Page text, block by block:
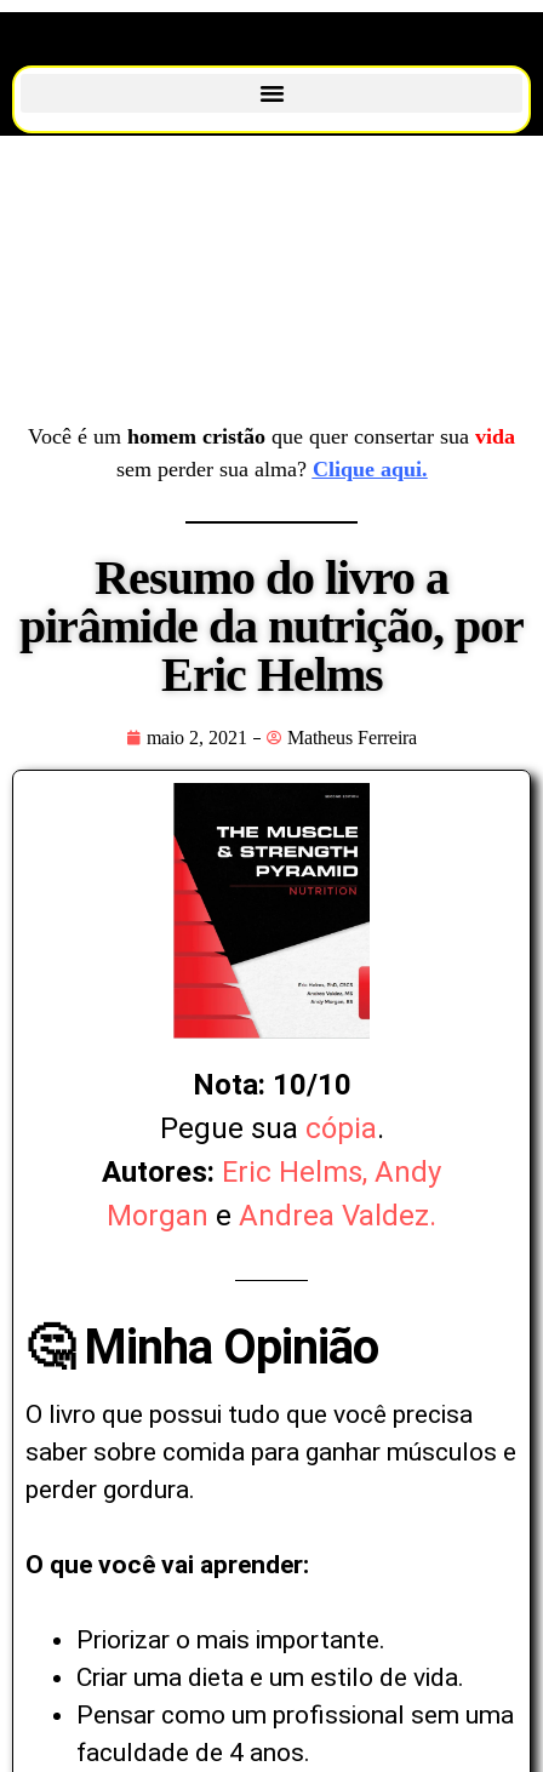
Você é um homem cristão que quer consertar sua vida
sem perder sua alma? Clique aqui.
Resumo do livro a
pirâmide da nutrição, por
Eric Helms
maio 2, 2021 Matheus Ferreira
Nota: 10/10
Pegue sua cópia.
Autores: Eric Helms, Andy
Morgan e Andrea Valdez.
🤔 Minha Opinião
O livro que possui tudo que você precisa
saber sobre comida para ganhar músculos e
perder gordura.
O que você vai aprender:
Priorizar o mais importante.
Criar uma dieta e um estilo de vida.
Pensar como um profissional sem uma
faculdade de 4 anos.